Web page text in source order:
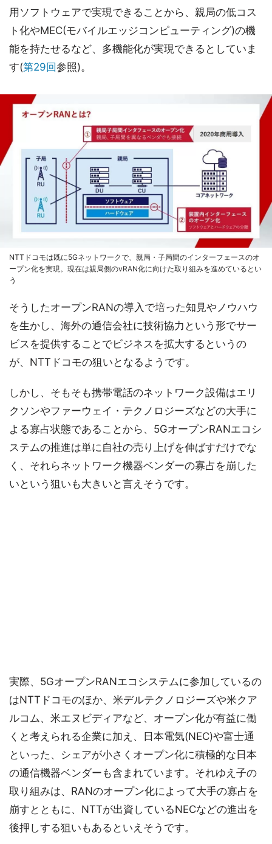
用ソフトウェアで実現できることから、親局の低コス
ト化やMEC(モバイルエッジコンピューティング)の機
能を持たせるなど、多機能化が実現できるとしていま
す(第29回参照)。
NTTドコモは既に5Gネットワークで、親局・子局間のインターフェースのオ
ープン化を実現。現在は親局側のvRAN化に向けた取り組みを進めているとい
う
そうしたオープンRANの導入で培った知見やノウハウ
を生かし、海外の通信会社に技術協力という形でサー
ビスを提供することでビジネスを拡大するというの
が、NTTドコモの狙いとなるようです。
しかし、そもそも携帯電話のネットワーク設備はエリ
クソンやファーウェイ・テクノロジーズなどの大手に
よる寡占状態であることから、5GオープンRANエコシ
ステムの推進は単に自社の売り上げを伸ばすだけでな
く、それらネットワーク機器ベンダーの寡占を崩した
いという狙いも大きいと言えそうです。
実際、5GオープンRANエコシステムに参加しているの
はNTTドコモのほか、米デルテクノロジーズや米クア
ルコム、米エヌビディアなど、オープン化が有益に働
くと考えられる企業に加え、日本電気(NEC)や富士通
といった、シェアが小さくオープン化に積極的な日本
の通信機器ベンダーも含まれています。それゆえ子の
取り組みは、RANのオープン化によって大手の寡占を
崩すとともに、NTTが出資しているNECなどの進出を
後押しする狙いもあるといえそうです。